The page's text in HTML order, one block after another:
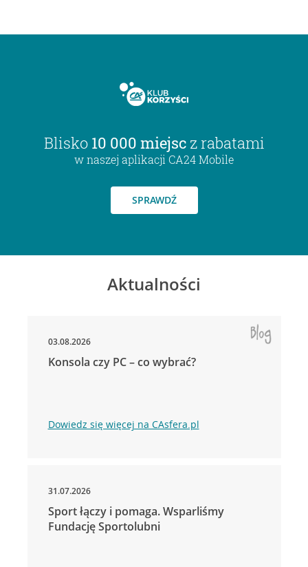
Blisko 10 000 miejsc z rabatami
w naszej aplikacji CA24 Mobile
SPRAWDŹ
Aktualności
03.08.2026
Konsola czy PC – co wybrać?
Dowiedz się więcej na CAsfera.pl
31.07.2026
Sport łączy i pomaga. Wsparliśmy
Fundację Sportolubni